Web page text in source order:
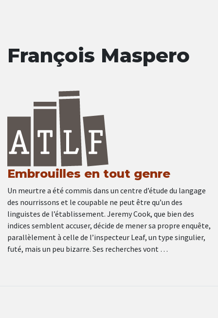
François Maspero
Embrouilles en tout genre
Un meurtre a été commis dans un centre d’étude du langage
des nourrissons et le coupable ne peut être qu’un des
linguistes de l’établissement. Jeremy Cook, que bien des
indices semblent accuser, décide de mener sa propre enquête,
parallèlement à celle de l’inspecteur Leaf, un type singulier,
futé, mais un peu bizarre. Ses recherches vont …